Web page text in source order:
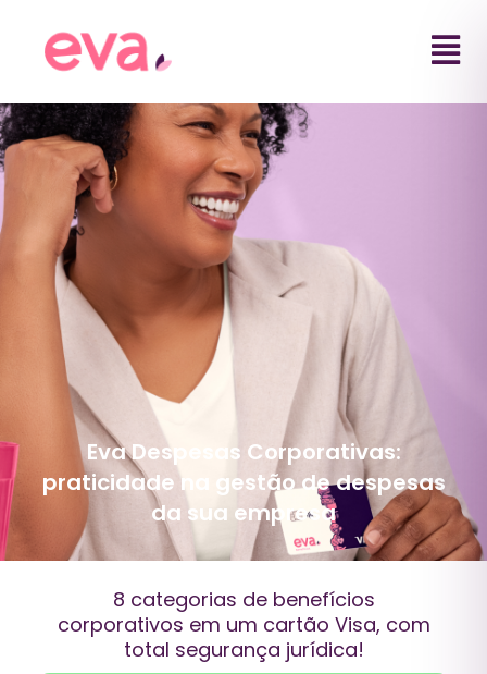
Eva Despesas Corporativas:
praticidade na gestão de despesas
da sua empresa
8 categorias de benefícios
corporativos em um cartão Visa, com
total segurança jurídica!